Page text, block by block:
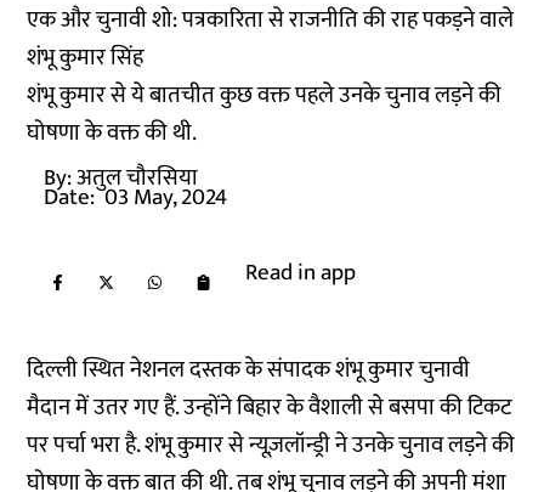
एक और चुनावी शो: पत्रकारिता से राजनीति की राह पकड़ने वाले
शंभू कुमार सिंह
शंभू कुमार से ये बातचीत कुछ वक्त पहले उनके चुनाव लड़ने की
घोषणा के वक्त की थी.
By:अतुल चौरसिया
Date: 03 May, 2024
Read in app
दिल्ली स्थित नेशनल दस्तक के संपादक शंभू कुमार चुनावी
मैदान में उतर गए हैं. उन्होंने बिहार के वैशाली से बसपा की टिकट
पर पर्चा भरा है. शंभू कुमार से न्यूज़लॉन्ड्री ने उनके चुनाव लड़ने की
घोषणा के वक्त बात की थी. तब शंभू चुनाव लड़ने की अपनी मंशा